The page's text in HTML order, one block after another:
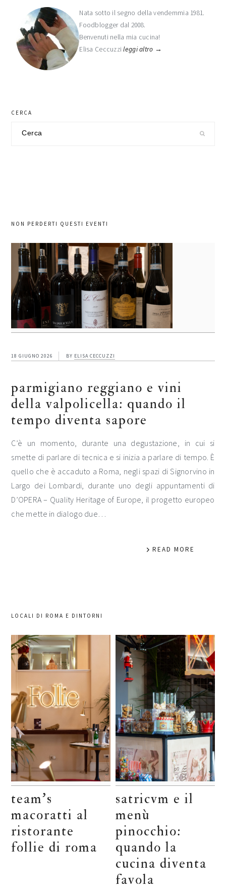
laterale
primaria
Nata sotto il segno della vendemmia 1981.
Foodblogger dal 2008.
Benvenuti nella mia cucina!
Elisa Ceccuzzileggi altro →
CERCA
NON PERDERTI QUESTI EVENTI
18 GIUGNO 2026 BY ELISA CECCUZZI
parmigiano reggiano e vini
della valpolicella: quando il
tempo diventa sapore
C’è un momento, durante una degustazione, in cui si
smette di parlare di tecnica e si inizia a parlare di tempo. È
quello che è accaduto a Roma, negli spazi di Signorvino in
Largo dei Lombardi, durante uno degli appuntamenti di
D’OPERA – Quality Heritage of Europe, il progetto europeo
che mette in dialogo due…
READ MORE
LOCALI DI ROMA E DINTORNI
team’s
macoratti al
ristorante
follie di roma
satricvm e il
menù
pinocchio:
quando la
cucina diventa
favola